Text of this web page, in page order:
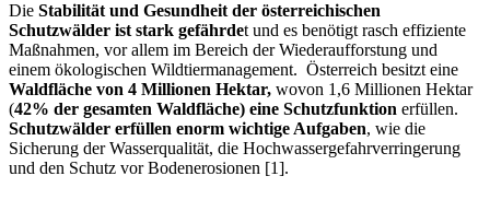
Die Stabilität und Gesundheit der österreichischen
Schutzwälder ist stark gefährdet und es benötigt rasch effiziente
Maßnahmen, vor allem im Bereich der Wiederaufforstung und
einem ökologischen Wildtiermanagement. Österreich besitzt eine
Waldfläche von 4 Millionen Hektar, wovon 1,6 Millionen Hektar
(42% der gesamten Waldfläche) eine Schutzfunktion erfüllen.
Schutzwälder erfüllen enorm wichtige Aufgaben, wie die
Sicherung der Wasserqualität, die Hochwassergefahrverringerung
und den Schutz vor Bodenerosionen [1].